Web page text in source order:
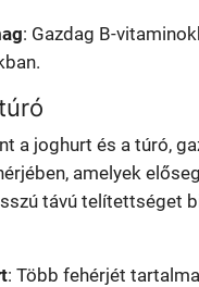
: Gazdag B-
a joghurt és a túró,
amelyek
távú telítettséget
: Több fehérjét